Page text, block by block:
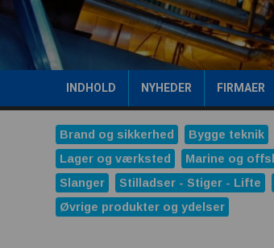
INDHOLD NYHEDER FIRMAER
Brand og sikkerhed Bygge teknik
Lager og værksted
Marine og
Slanger
Stilladser - Stiger - Lifte
Øvrige produkter og ydelser